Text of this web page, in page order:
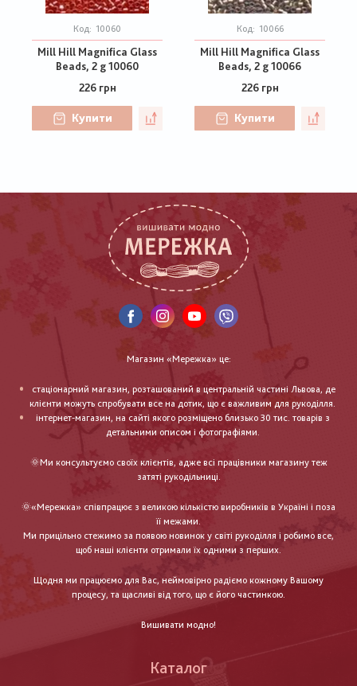
Код: 10060
Mill Hill Magnifica Glass
Beads, 2 g 10060
226 грн
Купити
Код: 10066
Mill Hill Magnifica Glass
Beads, 2 g 10066
226 грн
Купити
Магазин «Мережка» це:
стаціонарний магазин, розташований в центральній частині Львова, де
клієнти можуть спробувати все на дотик, що є важливим для рукоділля.
інтернет-магазин, на сайті якого розміщено близько 30 тис. товарів з
детальними описом і фотографіями.
🌞Ми консультуємо своїх клієнтів, адже всі працівники магазину теж
затяті рукодільниці.
🌞«Мережка» співпрацює з великою кількістю виробників в Україні і поза
її межами.
Ми прицільно стежимо за появою новинок у світі рукоділля і робимо все,
щоб наші клієнти отримали їх одними з перших.
Щодня ми працюємо для Вас, неймовірно радіємо кожному Вашому
процесу, та щасливі від того, що є його частинкою.
Вишивати модно!
Каталог